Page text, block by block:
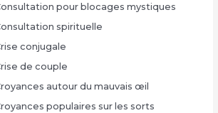
pour blocages mystiques
spirituelle
conjugale
de couple
autour du mauvais œil
populaires sur les sorts